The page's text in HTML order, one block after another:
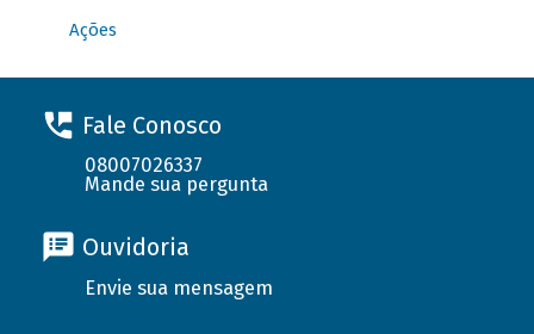
Ações
Fale Conosco
08007026337
Mande sua pergunta
Ouvidoria
Envie sua mensagem